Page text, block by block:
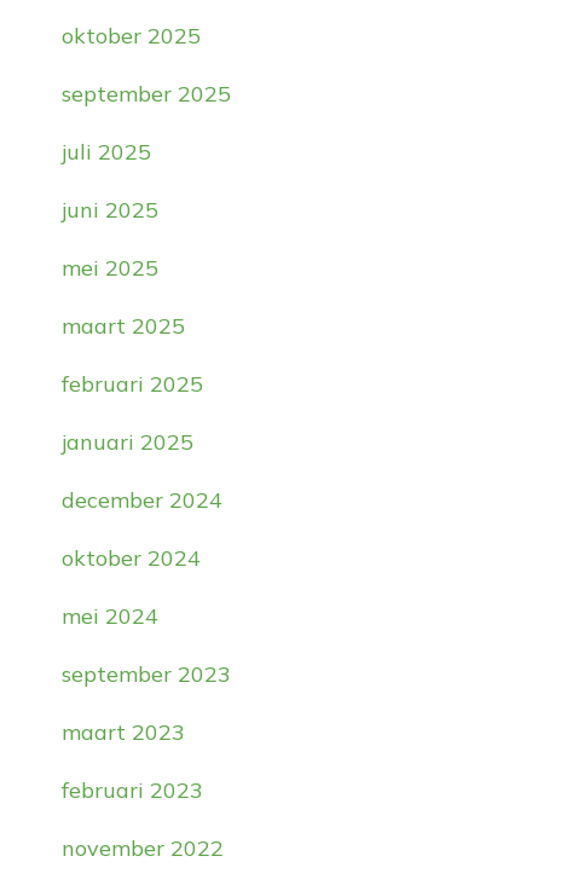
oktober 2025
september 2025
juli 2025
juni 2025
mei 2025
maart 2025
februari 2025
januari 2025
december 2024
oktober 2024
mei 2024
september 2023
maart 2023
februari 2023
november 2022